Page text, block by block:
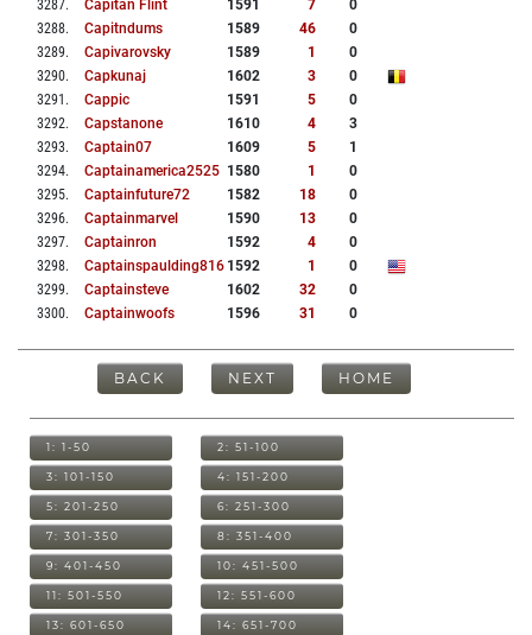
3287. Capitan Flint 1591 7
0
3288. Capitndums 1589 46
0
3289. Capivarovsky 1589 1
0
3290. Capkunaj 1602 3
0
3291 . Cappic 1591 5
0
3292. Capstanone 1610 4
3
3293. Captain07 1609 5
1
3294. Captainamerica2525 1580 1
0
3295. Captainfuture72 1582 18
0
3296. Captainmarvel 1590 13
0
3297. Captainron 1592 4
0
3298. Captainspaulding816 1592 1
0
3299. Captainsteve 1602 32
0
3300. Captainwoofs 1596 31 0
BACK NEXT HOME
1: 1-50 2: 51-100
3: 101-150 4: 151-200
5: 201-250 6: 251-300
7: 301-350 8: 351-400
9: 401-450 10: 451-500
11: 501-550 12: 551-600
13: 601-650 14: 651-700